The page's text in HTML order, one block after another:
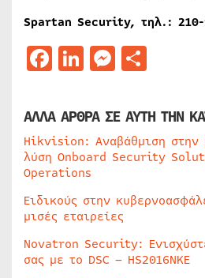
Spartan Security, τηλ.: 210-
Facebook
LinkedIn
ΑΛΛΑ ΑΡΘΡΑ ΣΕ ΑΥΤΗ ΤΗΝ
Hikvision: Αναβάθμιση στην
λύση Onboard Security
Operations
Ειδικούς στην
μισές εταιρείες
Novatron Security:
σας με το DSC – HS2016NKE